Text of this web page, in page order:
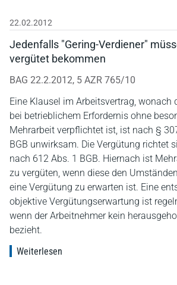
22.02.2012
Jedenfalls "Gering-Verdiener"
vergütet bekommen
BAG 22.2.2012, 5 AZR 765/10
Eine Klausel im Arbeitsvertrag, wonach
bei betrieblichem Erfordernis ohne
Mehrarbeit verpflichtet ist, ist nach §
BGB unwirksam. Die Vergütung richtet
nach 612 Abs. 1 BGB. Hiernach ist
zu vergüten, wenn diese den
eine Vergütung zu erwarten ist. Eine
objektive Vergütungserwartung ist
wenn der Arbeitnehmer kein
bezieht.
Weiterlesen